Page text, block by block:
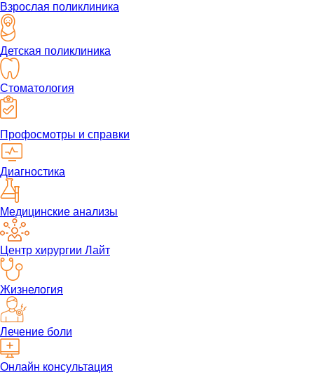
Взрослая поликлиника
Детская поликлиника
Стоматология
Профосмотры и справки
Диагностика
Медицинские анализы
Центр хирургии Лайт
Жизнелогия
Лечение боли
Онлайн консультация